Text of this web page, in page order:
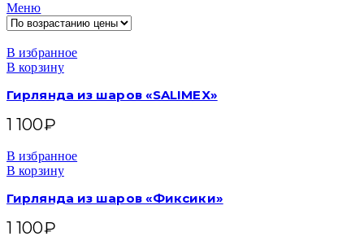
Меню
В избранное
В корзину
Гирлянда из шаров «SALIMEX»
1 100₽
В избранное
В корзину
Гирлянда из шаров «Фиксики»
1 100₽